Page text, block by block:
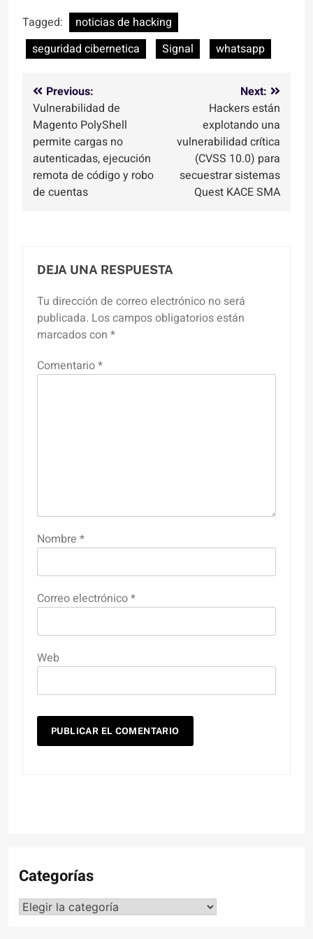
Tagged:
noticias de hacking
seguridad cibernetica
Signal whatsapp
Navegación
de
entradas
Previous:
Vulnerabilidad de
Magento PolyShell
permite cargas no
autenticadas, ejecución
remota de código y robo
de cuentas
Next:
Hackers están
explotando una
vulnerabilidad crítica
(CVSS 10.0) para
secuestrar sistemas
Quest KACE SMA
DEJA UNA RESPUESTA
Tu dirección de correo electrónico no será
publicada. Los campos obligatorios están
marcados con *
Comentario*
Nombre *
Correo electrónico*
Web
Categorías
Categorías